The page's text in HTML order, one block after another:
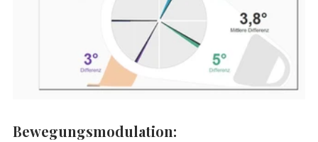
Bewegungsmodulation: